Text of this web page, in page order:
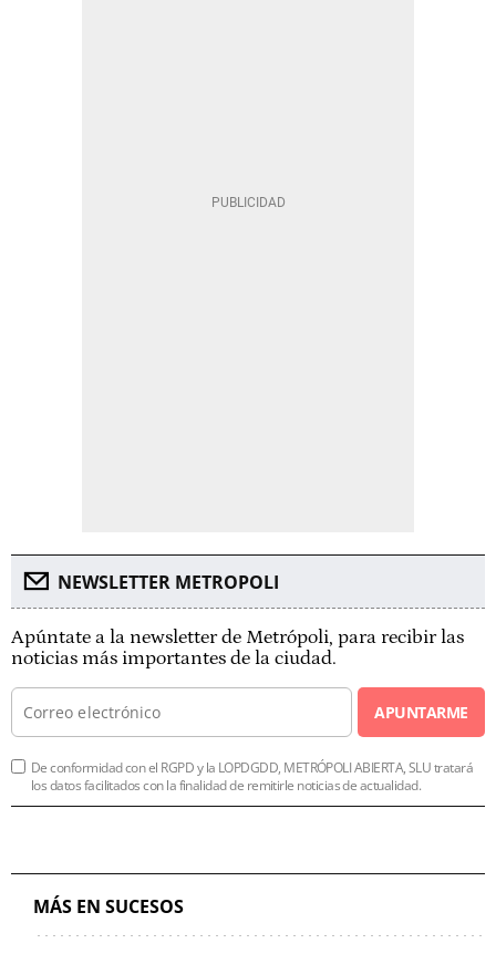
NEWSLETTER METROPOLI
Apúntate a la newsletter de Metrópoli, para recibir las
noticias más importantes de la ciudad.
APUNTARME
De conformidad con el RGPD y la LOPDGDD, METRÓPOLI ABIERTA, SLU tratará
los datos facilitados con la finalidad de remitirle noticias de actualidad.
MÁS EN SUCESOS